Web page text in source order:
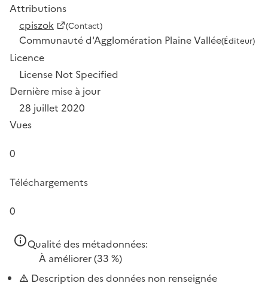
Attributions
cpiszok
(Contact)
Communauté d'Agglomération Plaine Vallée(Éditeur)
Licence
License Not Specified
Dernière mise à jour
28 juillet 2020
Vues
0
Téléchargements
0
Qualité des métadonnées:
À améliorer(33 %)
Description des données non renseignée